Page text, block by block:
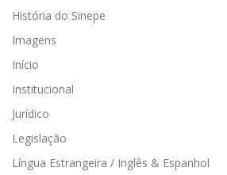
História do Sinepe
Imagens
Início
Institucional
Jurídico
Legislação
Língua Estrangeira / Inglês & Espanhol